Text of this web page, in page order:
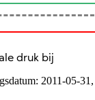
druk bij
2011-05-31,